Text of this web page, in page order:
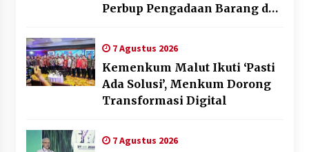
Perbup Pengadaan Barang dan
7 Agustus 2026
Kemenkum Malut Ikuti ‘Pasti
Ada Solusi’, Menkum Dorong
Transformasi Digital
7 Agustus 2026